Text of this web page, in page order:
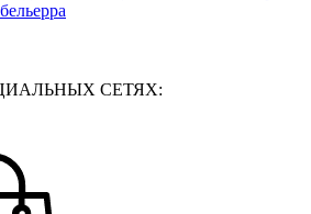
СЕТЯХ: